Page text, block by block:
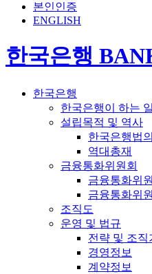
본인인증
ENGLISH
한국은행
한국은행
한국은행이 하는 일
설립목적 및 역사
한국은행법
역대총재
금융통화위원회
금융통화위
금융통화위
조직도
운영 및 법규
전략 및 조직
경영정보
계약정보